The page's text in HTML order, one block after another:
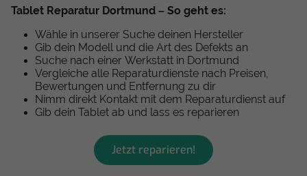
Tablet Reparatur Dortmund – So geht es:
Wähle in unserer Suche deinen Hersteller
Gib dein Modell und die Art des Defekts an
Suche nach einer Werkstatt in Dortmund
Vergleiche alle Reparaturdienste nach Preisen,
Bewertungen und Entfernung zu dir
Nimm direkt Kontakt mit dem Reparaturdienst auf
Gib dein Tablet ab und lass es reparieren
Jetzt reparieren!